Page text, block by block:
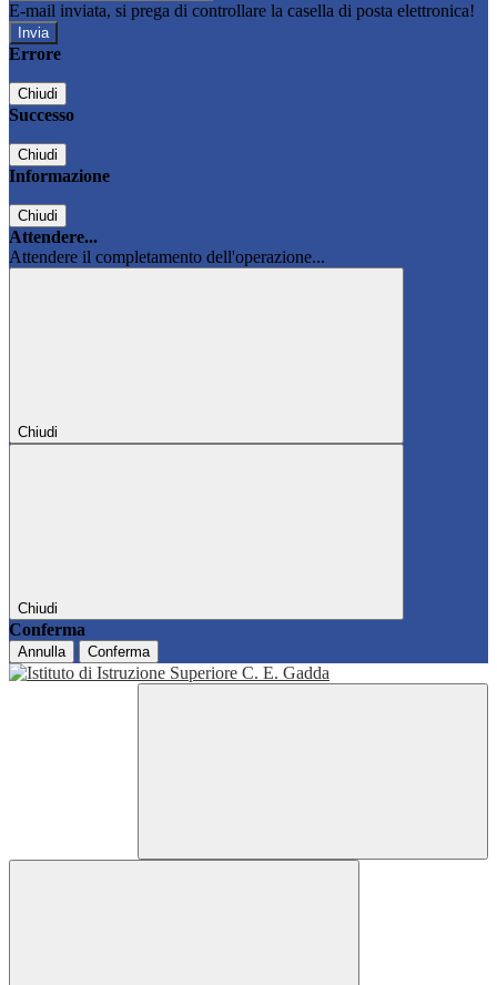
E-mail inviata, si prega di controllare la casella di posta elettronica!
Errore
Chiudi
Successo
Chiudi
Informazione
Chiudi
Attendere...
Attendere il completamento dell'operazione...
Chiudi
Chiudi
Conferma
Annulla Conferma